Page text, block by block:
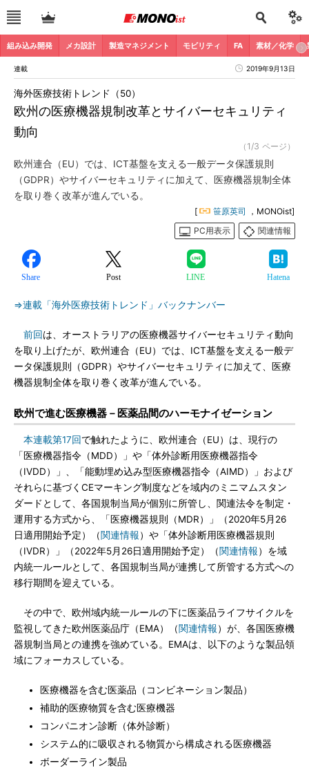
組み込み開発 メカ設計 製造マネジメント モビリティ FA 素材／化学
連載 2019年9月13日
欧州の医療機器規制改革とサイバーセキュリティ
動向
海外医療技術トレンド（50）
（1/3 ページ）
欧州連合（EU）では、ICT基盤を支える一般データ保護規則
（GDPR）やサイバーセキュリティに加えて、医療機器規制全体
を取り巻く改革が進んでいる。
[ 笹原英司
，MONOist]
PC用表示
関連情報
Share Post LINE Hatena
⇒連載「海外医療技術トレンド」バックナンバー
前回は、オーストラリアの医療機器サイバーセキュリティ動向
を取り上げたが、欧州連合（EU）では、ICT基盤を支える一般デ
ータ保護規則（GDPR）やサイバーセキュリティに加えて、医療
機器規制全体を取り巻く改革が進んでいる。
欧州で進む医療機器－医薬品間のハーモナイゼーション
本連載第17回で触れたように、欧州連合（EU）は、現行の
「医療機器指令（MDD）」や「体外診断用医療機器指令
（IVDD）」、「能動埋め込み型医療機器指令（AIMD）」および
それらに基づくCEマーキング制度などを域内のミニマムスタン
ダードとして、各国規制当局が個別に所管し、関連法令を制定・
運用する方式から、「医療機器規則（MDR）」（2020年5月26
日適用開始予定）（関連情報）や「体外診断用医療機器規則
（IVDR）」（2022年5月26日適用開始予定）（関連情報）を域
内統一ルールとして、各国規制当局が連携して所管する方式への
移行期間を迎えている。
その中で、欧州域内統一ルールの下に医薬品ライフサイクルを
監視してきた欧州医薬品庁（EMA）（関連情報）が、各国医療機
器規制当局との連携を強めている。EMAは、以下のような製品領
域にフォーカスしている。
医療機器を含む医薬品（コンビネーション製品）
補助的医療物質を含む医療機器
コンパニオン診断（体外診断）
システム的に吸収される物質から構成される医療機器
ボーダーライン製品